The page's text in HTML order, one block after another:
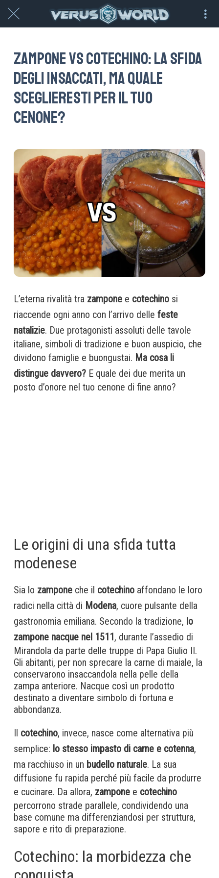
Zampone vs Cotechino: la sfida
degli insaccati, ma quale
sceglieresti per il tuo
cenone?
L’eterna rivalità tra zampone e cotechino si
riaccende ogni anno con l’arrivo delle feste
natalizie. Due protagonisti assoluti delle tavole
italiane, simboli di tradizione e buon auspicio, che
dividono famiglie e buongustai. Ma cosa li
distingue davvero? E quale dei due merita un
posto d’onore nel tuo cenone di fine anno?
Le origini di una sfida tutta
modenese
Sia lo zampone che il cotechino affondano le loro
radici nella città di Modena, cuore pulsante della
gastronomia emiliana. Secondo la tradizione, lo
zampone nacque nel 1511, durante l’assedio di
Mirandola da parte delle truppe di Papa Giulio II.
Gli abitanti, per non sprecare la carne di maiale, la
conservarono insaccandola nella pelle della
zampa anteriore. Nacque così un prodotto
destinato a diventare simbolo di fortuna e
abbondanza.
Il cotechino, invece, nasce come alternativa più
semplice: lo stesso impasto di carne e cotenna,
ma racchiuso in un budello naturale. La sua
diffusione fu rapida perché più facile da produrre
e cucinare. Da allora, zampone e cotechino
percorrono strade parallele, condividendo una
base comune ma differenziandosi per struttura,
sapore e rito di preparazione.
Cotechino: la morbidezza che